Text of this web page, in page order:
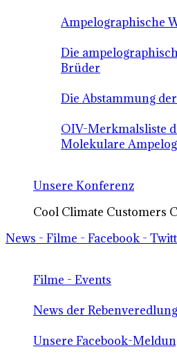
Ampelographische
Die
Brüder
Die Abstammung
OIV-Merkmalsliste
Molekulare
Unsere Konferenz
Cool Climate Customers
News - Filme - Facebook -
Filme - Events
News der
Unsere Facebook-